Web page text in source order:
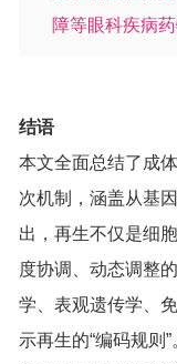
障等眼科疾病药
结语
本文全面总结了成
次机制，涵盖从基
出，再生不仅是细
度协调、动态调整
学、表观遗传学、
示再生的“编码规则